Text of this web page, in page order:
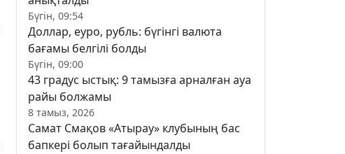
Бүгін, 09:54
Доллар, еуро, рубль: бүгінгі валюта
бағамы белгілі болды
Бүгін, 09:00
43 градус ыстық: 9 тамызға арналған ауа
райы болжамы
8 тамыз, 2026
Самат Смақов «Атырау» клубының бас
бапкері болып тағайындалды